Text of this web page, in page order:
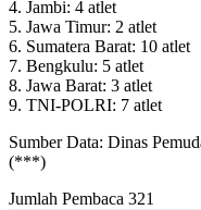
4. Jambi: 4 atlet
5. Jawa Timur: 2 atlet
6. Sumatera Barat: 10 atlet
7. Bengkulu: 5 atlet
8. Jawa Barat: 3 atlet
9. TNI-POLRI: 7 atlet
Sumber Data: Dinas
(***)
Jumlah Pembaca 321